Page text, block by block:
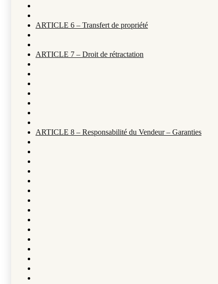
ARTICLE 6 – Transfert de propriété
ARTICLE 7 – Droit de rétractation
ARTICLE 8 – Responsabilité du Vendeur – Garanties